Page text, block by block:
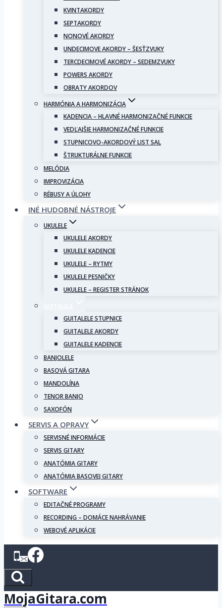
KVINTAKORDY
SEPTAKORDY
NONOVÉ AKORDY
UNDECIMOVE AKORDY – ŠESŤZVUKY
TERCDECIMOVÉ AKORDY – SEDEMZVUKY
POWERS AKORDY
OBRATY AKORDOV
HARMÓNIA A HARMONIZÁCIA
KADENCIA – HLAVNÉ HARMONIZAČNÉ FUNKCIE
VEDĽAJŠIE HARMONIZAČNÉ FUNKCIE
STUPNICOVO-AKORDOVÝ LIST SAL
ŠTRUKTURÁLNE FUNKCIE
MELÓDIA
IMPROVIZÁCIA
RÉBUSY A ÚLOHY
INÉ HUDOBNÉ NÁSTROJE
UKULELE
UKULELE AKORDY
UKULELE KADENCIE
UKULELE – RYTMY
UKULELE PESNIČKY
UKULELE – REGISTER STRÁNOK
GUITALELE STUPNICE
GUITALELE AKORDY
GUITALELE KADENCIE
BANJOLELE
BASOVÁ GITARA
MANDOLÍNA
TENOR BANJO
SAXOFÓN
SERVIS A OPRAVY
SERVISNÉ INFORMÁCIE
SERVIS GITARY
ANATÓMIA GITARY
ANATÓMIA BASOVEJ GITARY
SOFTWARE
EDITAČNÉ PROGRAMY
RECORDING – DOMÁCE NAHRÁVANIE
WEBOVÉ APLIKÁCIE
MojaGitara.com